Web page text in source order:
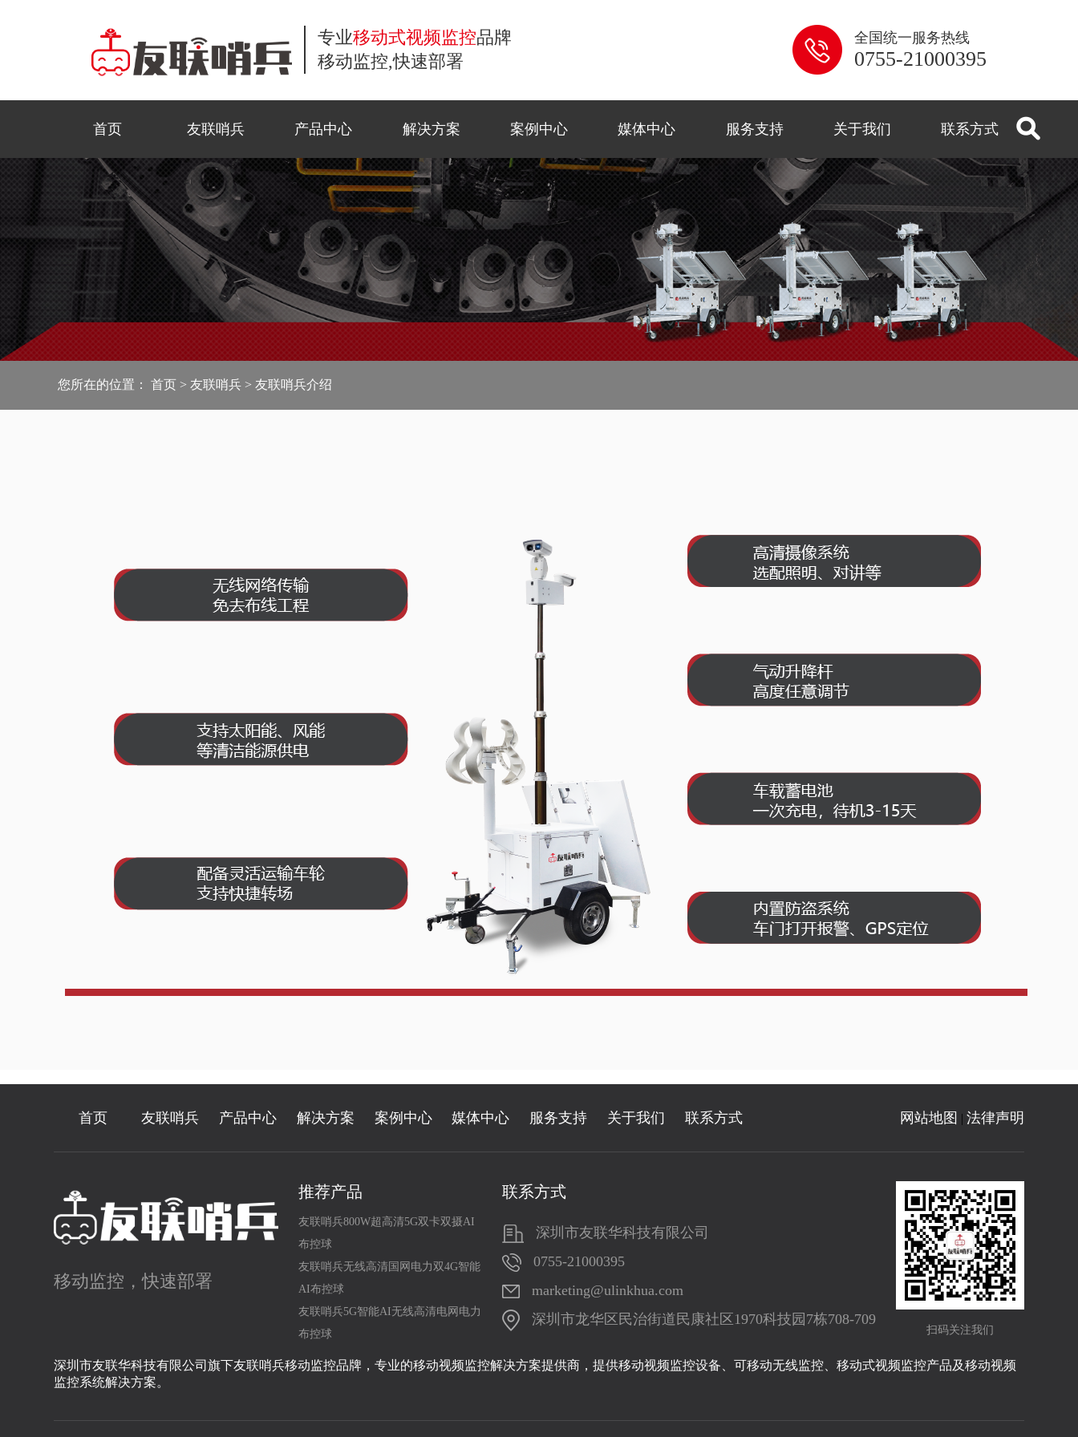
专业移动式视频监控品牌
移动监控,快速部署
全国统一服务热线
0755-21000395
首页 友联哨兵 产品中心
小哨兵移动监控
移动监控系列
小哨兵移动监控
风光互补移动监控
移动布控球
金字塔移动监控
三脚架移动监控
太阳能监控
解决方案
商业应用
商业应用
公共安全
案例中心
工地监控
工地监控
野外巡防
石油监控
活动监控
园区智测
媒体中心
公司新闻
公司新闻
行业资讯
科技前沿
服务支持
常见问题解答
常见问题解答
服务流程
资料下载
视频中心
关于我们 联系方式
联系方式
联系方式
在线留言
招贤纳士
法律声明
合作模式
您所在的位置： 首页 > 友联哨兵 > 友联哨兵介绍
首页 友联哨兵 产品中心 解决方案 案例中心 媒体中心 服务支持 关于我们 联系方式 网站地图 | 法律声明
移动监控，快速部署
推荐产品
友联哨兵800W超高清5G双卡双摄AI
布控球
友联哨兵无线高清国网电力双4G智能
AI布控球
友联哨兵5G智能AI无线高清电网电力
布控球
联系方式
深圳市友联华科技有限公司
0755-21000395
marketing@ulinkhua.com
深圳市龙华区民治街道民康社区1970科技园7栋708-709
扫码关注我们
深圳市友联华科技有限公司旗下友联哨兵移动监控品牌，专业的移动视频监控解决方案提供商，提供移动视频监控设备、可移动无线监控、移动式视频监控产品及移动视频
监控系统解决方案。